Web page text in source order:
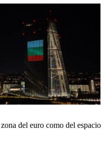
del euro como del espacio